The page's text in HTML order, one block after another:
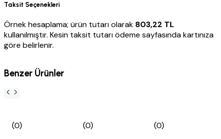
Taksit Seçenekleri
Örnek hesaplama; ürün tutarı olarak 803,22 TL
kullanılmıştır. Kesin taksit tutarı ödeme sayfasında kartınıza
göre belirlenir.
Benzer Ürünler
(0)
(0)
(0)